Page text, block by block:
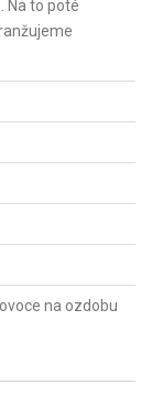
Na to poté
na ozdobu